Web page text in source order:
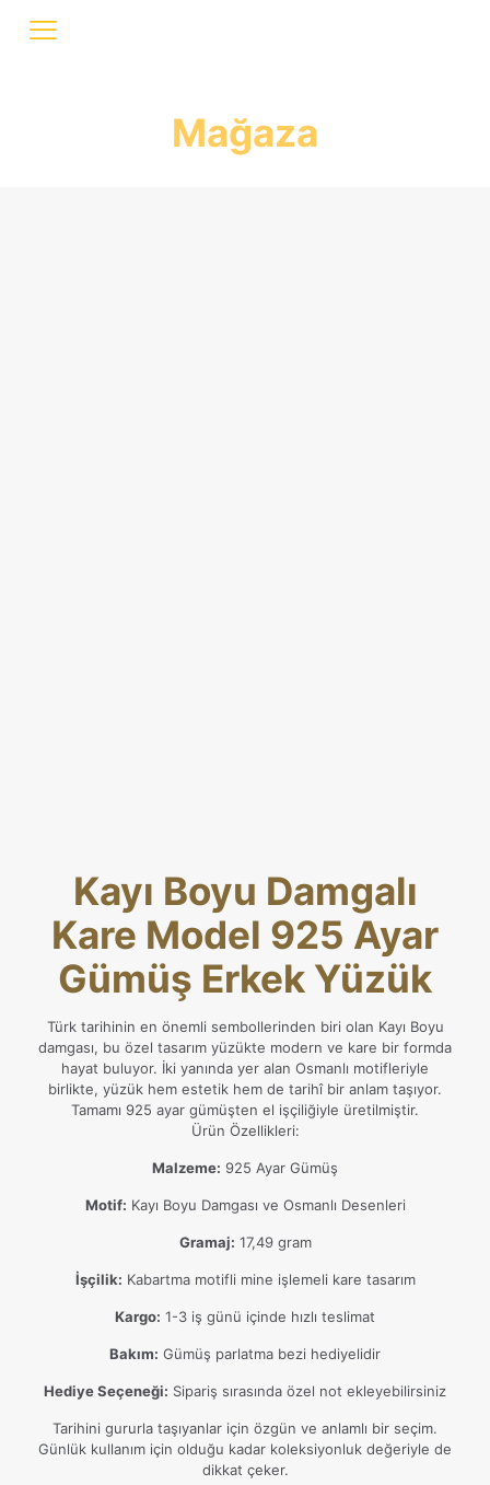
Mağaza
Kayı Boyu Damgalı
Kare Model 925 Ayar
Gümüş Erkek Yüzük
Türk tarihinin en önemli sembollerinden biri olan Kayı Boyu
damgası, bu özel tasarım yüzükte modern ve kare bir formda
hayat buluyor. İki yanında yer alan Osmanlı motifleriyle
birlikte, yüzük hem estetik hem de tarihî bir anlam taşıyor.
Tamamı 925 ayar gümüşten el işçiliğiyle üretilmiştir.
Ürün Özellikleri:
Malzeme: 925 Ayar Gümüş
Motif: Kayı Boyu Damgası ve Osmanlı Desenleri
Gramaj: 17,49 gram
İşçilik: Kabartma motifli mine işlemeli kare tasarım
Kargo: 1-3 iş günü içinde hızlı teslimat
Bakım: Gümüş parlatma bezi hediyelidir
Hediye Seçeneği: Sipariş sırasında özel not ekleyebilirsiniz
Tarihini gururla taşıyanlar için özgün ve anlamlı bir seçim.
Günlük kullanım için olduğu kadar koleksiyonluk değeriyle de
dikkat çeker.